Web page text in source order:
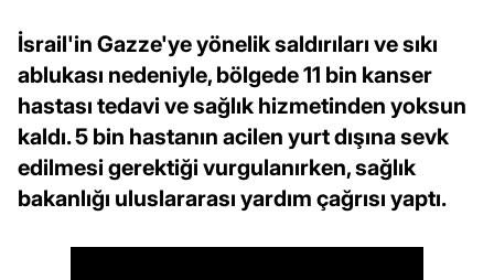
İsrail'in Gazze'ye yönelik saldırıları ve sıkı
ablukası nedeniyle, bölgede 11 bin kanser
hastası tedavi ve sağlık hizmetinden yoksun
kaldı. 5 bin hastanın acilen yurt dışına sevk
edilmesi gerektiği vurgulanırken, sağlık
bakanlığı uluslararası yardım çağrısı yaptı.